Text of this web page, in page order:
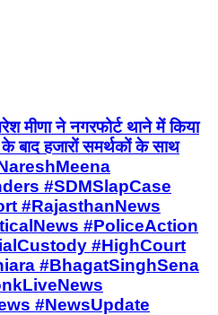
मीणा ने नगरफोर्ट थाने में किया
बाद हजारों समर्थकों के साथ
#SDMSlapCase
#RajasthanNews
#PoliceAction
#HighCourt
#BhagatSinghSena
#NewsUpdate